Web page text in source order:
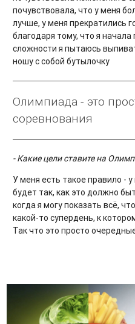
почувствовала, что у меня
лучше, у меня прекратились
благодаря тому, что я
сложности я пытаюсь
ношу с собой бутылочку
Олимпиада - это
соревнования
- Какие цели ставите на
У меня есть такое правило -
будет так, как это должно
когда я могу показать всё,
какой-то супердень, к
Так что это просто